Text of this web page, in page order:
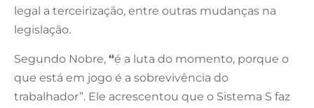
legal a terceirização, entre outras mudanças na
legislação.
Segundo Nobre, “é a luta do momento, porque o
que está em jogo é a sobrevivência do
trabalhador”. Ele acrescentou que o Sistema S faz